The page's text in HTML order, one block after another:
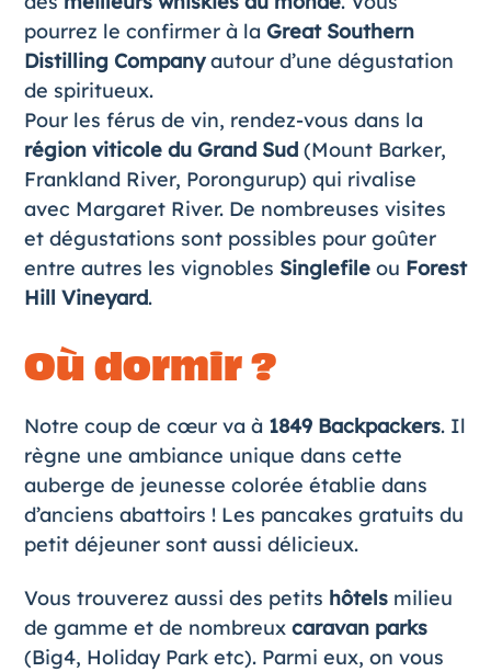
pourrez le confirmer à la Great Southern
Distilling Companyautour d’une dégustation
de spiritueux.
Pour les férus de vin, rendez-vous dans la
région viticole du Grand Sud(Mount Barker,
Frankland River, Porongurup) qui rivalise
avec Margaret River. De nombreuses visites
et dégustations sont possibles pour goûter
entre autres les vignobles Singlefileou Forest
Hill Vineyard.
Où dormir ?
Notre coup de cœur va à 1849 Backpackers. Il
règne une ambiance unique dans cette
auberge de jeunesse colorée établie dans
d’anciens abattoirs ! Les pancakes gratuits du
petit déjeuner sont aussi délicieux.
Vous trouverez aussi des petits hôtelsmilieu
de gamme et de nombreux caravan parks
(Big4, Holiday Park etc). Parmi eux, on vous